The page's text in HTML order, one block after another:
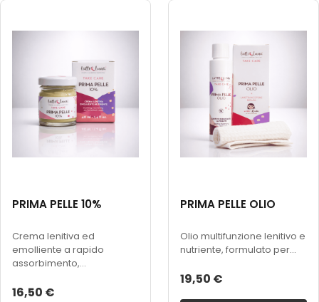
PRIMA PELLE 10%
Crema lenitiva ed
emolliente a rapido
assorbimento,...
16,50 €
PRIMA PELLE OLIO
Olio multifunzione lenitivo e
nutriente, formulato per...
19,50 €